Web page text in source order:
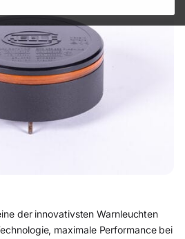
der innovativsten Warnleuchten
maximale Performance bei